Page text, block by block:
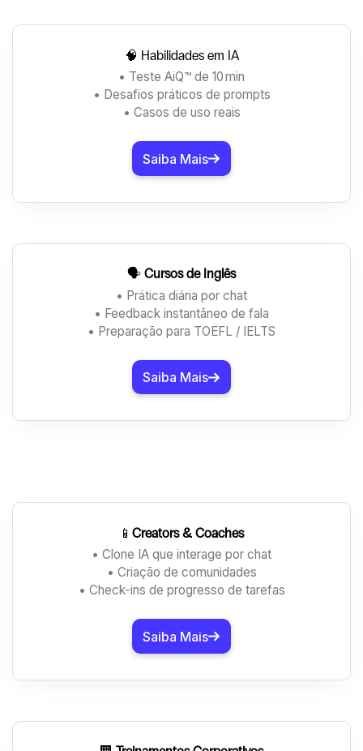
🧠 Habilidades em IA
• Teste AiQ™ de 10 min
• Desafios práticos de prompts
• Casos de uso reais
Saiba Mais
🗣️ Cursos de Inglês
• Prática diária por chat
• Feedback instantâneo de fala
• Preparação para TOEFL / IELTS
Saiba Mais
📱 Creators & Coaches
• Clone IA que interage por chat
• Criação de comunidades
• Check-ins de progresso de tarefas
Saiba Mais